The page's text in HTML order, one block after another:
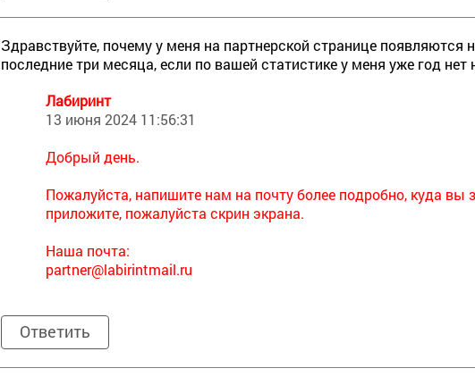
Здравствуйте, почему у меня на партнерской странице появляются
последние три месяца, если по вашей статистике у меня уже год
Лабиринт
13 июня 2024 11:56:31
Добрый день.
Пожалуйста, напишите нам на почту более подробно, куда
приложите, пожалуйста скрин экрана.
Наша почта:
partner@labirintmail.ru
Ответить